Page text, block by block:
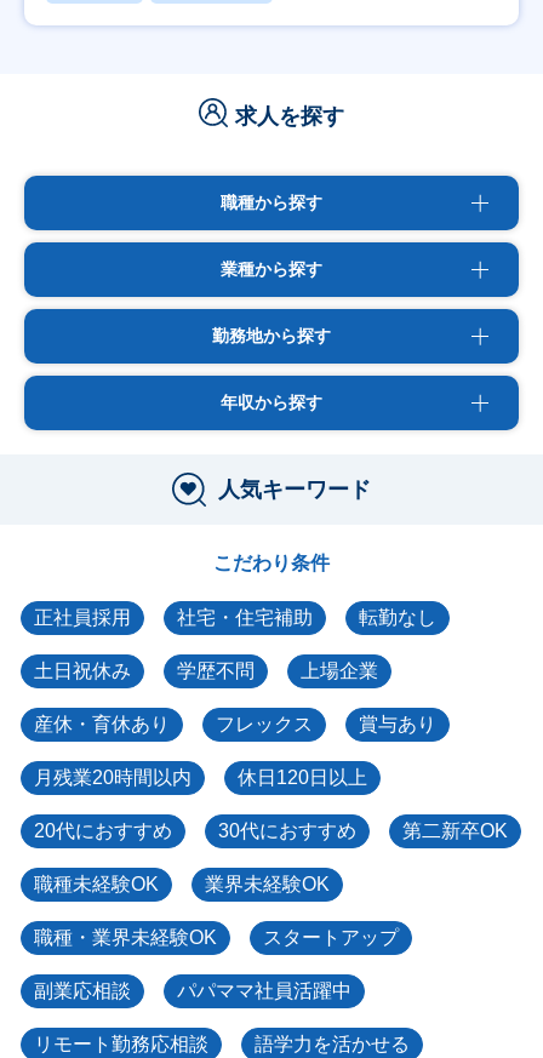
求人を探す
職種から探す
業種から探す
勤務地から探す
年収から探す
人気キーワード
こだわり条件
正社員採用 社宅・住宅補助 転勤なし
土日祝休み 学歴不問 上場企業
産休・育休あり フレックス 賞与あり
月残業20時間以内 休日120日以上
20代におすすめ 30代におすすめ 第二新卒OK
職種未経験OK 業界未経験OK
職種・業界未経験OK スタートアップ
副業応相談 パパママ社員活躍中
リモート勤務応相談 語学力を活かせる